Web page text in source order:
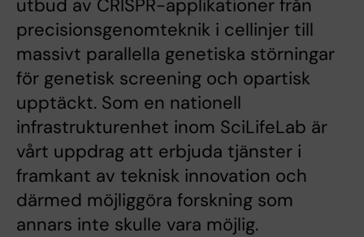
utbud av CRISPR-applikationer från
precisionsgenomteknik i cellinjer till
massivt parallella genetiska störningar
för genetisk screening och opartisk
upptäckt. Som en nationell
infrastrukturenhet inom SciLifeLab är
vårt uppdrag att erbjuda tjänster i
framkant av teknisk innovation och
därmed möjliggöra forskning som
annars inte skulle vara möjlig.